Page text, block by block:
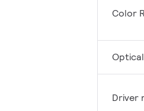
Color
Driver